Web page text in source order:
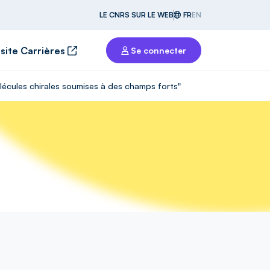
LE CNRS SUR LE WEB FREN
Carrières Se connecter
chirales soumises à des champs forts"